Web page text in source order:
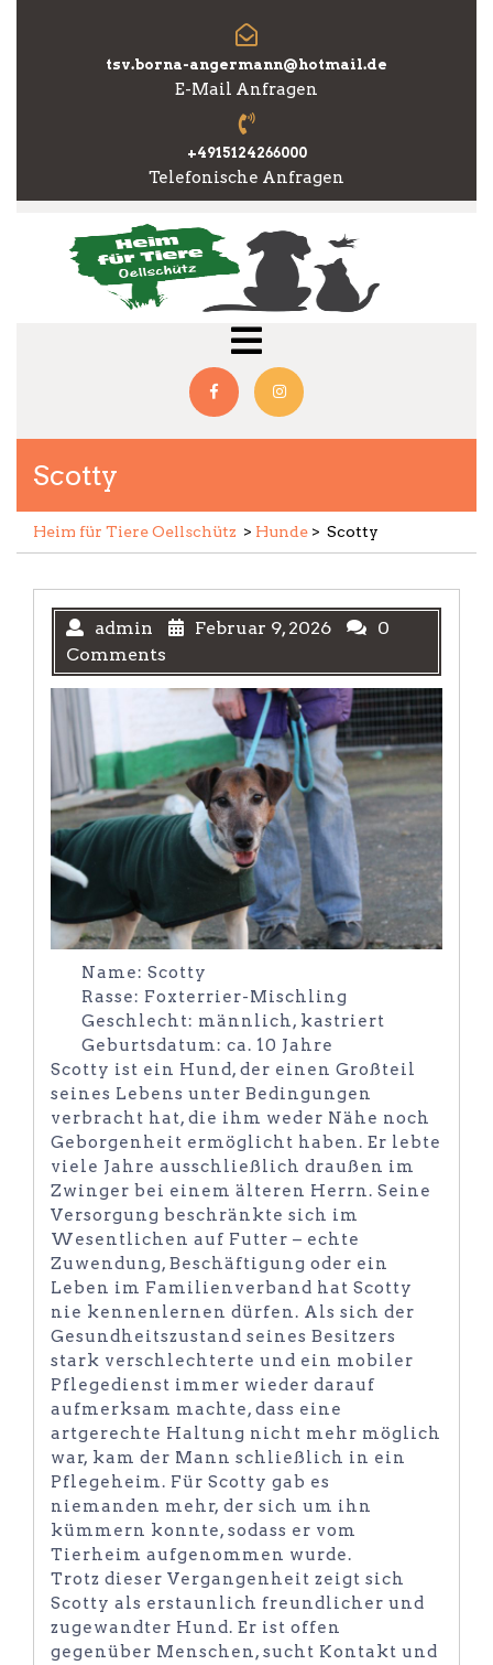
tsv.borna-angermann@hotmail.de
E-Mail Anfragen
+4915124266000
Telefonische Anfragen
Open
Menu
Facebook
Scotty
Heim für Tiere Oellschütz > Hunde > Scotty
admin Februar 9, 2026
0
Comments
Name: Scotty
Rasse: Foxterrier-Mischling
Geschlecht: männlich, kastriert
Geburtsdatum: ca. 10 Jahre
Scotty ist ein Hund, der einen Großteil
seines Lebens unter Bedingungen
verbracht hat, die ihm weder Nähe noch
Geborgenheit ermöglicht haben. Er lebte
viele Jahre ausschließlich draußen im
Zwinger bei einem älteren Herrn. Seine
Versorgung beschränkte sich im
Wesentlichen auf Futter – echte
Zuwendung, Beschäftigung oder ein
Leben im Familienverband hat Scotty
nie kennenlernen dürfen. Als sich der
Gesundheitszustand seines Besitzers
stark verschlechterte und ein mobiler
Pflegedienst immer wieder darauf
aufmerksam machte, dass eine
artgerechte Haltung nicht mehr möglich
war, kam der Mann schließlich in ein
Pflegeheim. Für Scotty gab es
niemanden mehr, der sich um ihn
kümmern konnte, sodass er vom
Tierheim aufgenommen wurde.
Trotz dieser Vergangenheit zeigt sich
Scotty als erstaunlich freundlicher und
zugewandter Hund. Er ist offen
gegenüber Menschen, sucht Kontakt und